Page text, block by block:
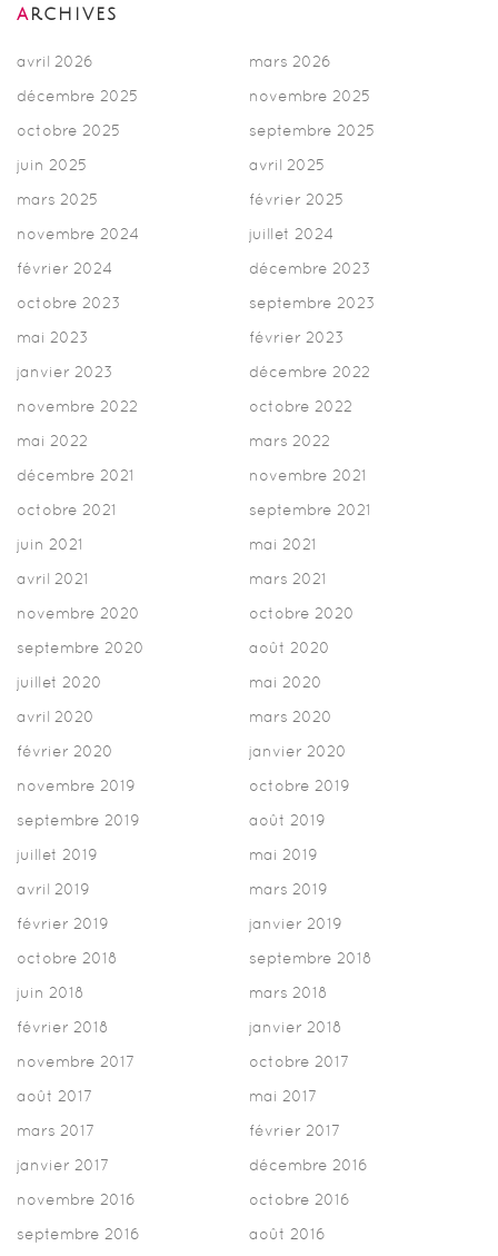
ARCHIVES
avril 2026
mars 2026
décembre 2025
novembre 2025
octobre 2025
septembre 2025
juin 2025
avril 2025
mars 2025
février 2025
novembre 2024
juillet 2024
février 2024
décembre 2023
octobre 2023
septembre 2023
mai 2023
février 2023
janvier 2023
décembre 2022
novembre 2022
octobre 2022
mai 2022
mars 2022
décembre 2021
novembre 2021
octobre 2021
septembre 2021
juin 2021
mai 2021
avril 2021
mars 2021
novembre 2020
octobre 2020
septembre 2020
août 2020
juillet 2020
mai 2020
avril 2020
mars 2020
février 2020
janvier 2020
novembre 2019
octobre 2019
septembre 2019
août 2019
juillet 2019
mai 2019
avril 2019
mars 2019
février 2019
janvier 2019
octobre 2018
septembre 2018
juin 2018
mars 2018
février 2018
janvier 2018
novembre 2017
octobre 2017
août 2017
mai 2017
mars 2017
février 2017
janvier 2017
décembre 2016
novembre 2016
octobre 2016
septembre 2016
août 2016